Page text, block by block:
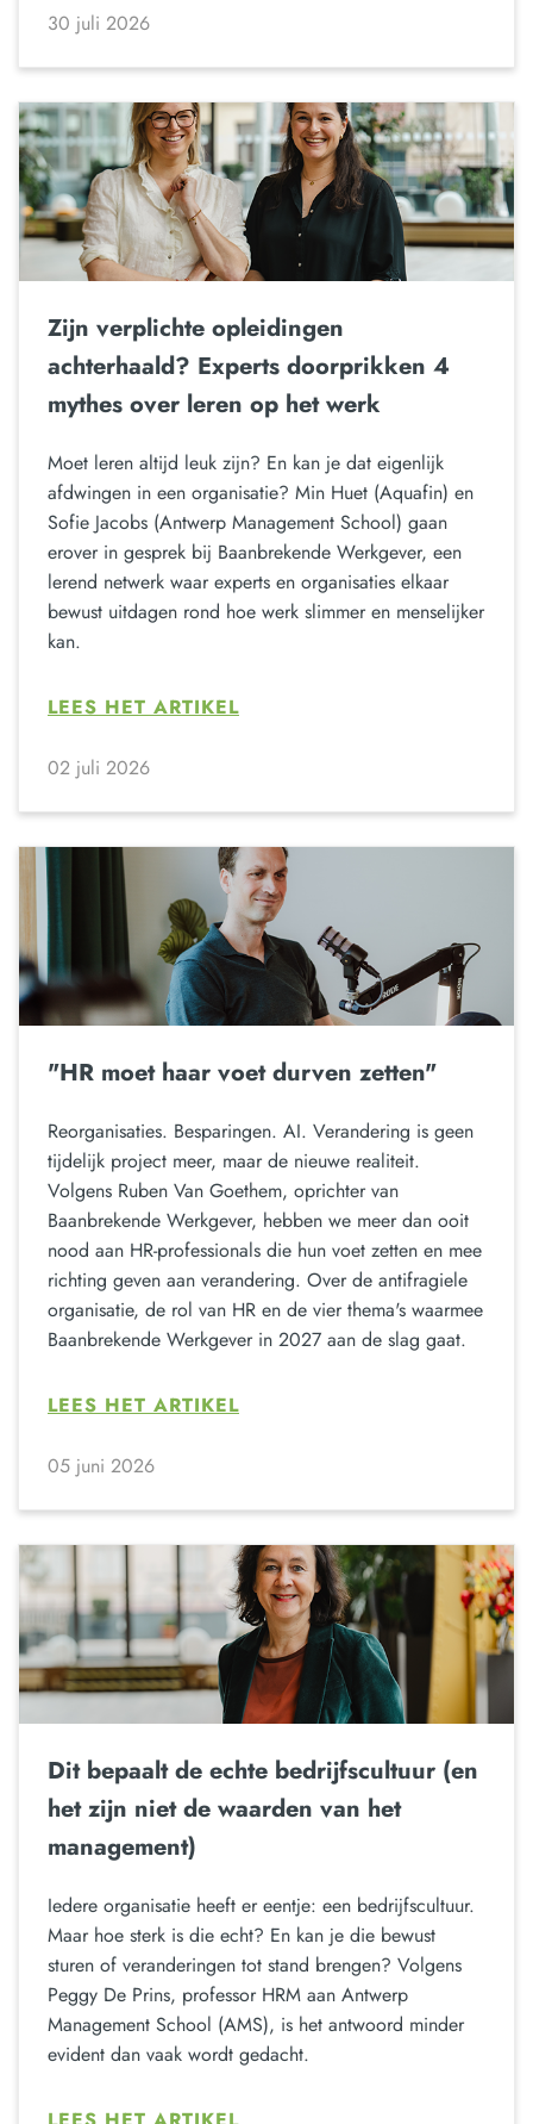
30 juli 2026
Zijn verplichte opleidingen
achterhaald? Experts doorprikken 4
mythes over leren op het werk
Moet leren altijd leuk zijn? En kan je dat eigenlijk
afdwingen in een organisatie? Min Huet (Aquafin) en
Sofie Jacobs (Antwerp Management School) gaan
erover in gesprek bij Baanbrekende Werkgever, een
lerend netwerk waar experts en organisaties elkaar
bewust uitdagen rond hoe werk slimmer en menselijker
kan.
LEES HET ARTIKEL
02 juli 2026
"HR moet haar voet durven zetten"
Reorganisaties. Besparingen. AI. Verandering is geen
tijdelijk project meer, maar de nieuwe realiteit.
Volgens Ruben Van Goethem, oprichter van
Baanbrekende Werkgever, hebben we meer dan ooit
nood aan HR-professionals die hun voet zetten en mee
richting geven aan verandering. Over de antifragiele
organisatie, de rol van HR en de vier thema's waarmee
Baanbrekende Werkgever in 2027 aan de slag gaat.
LEES HET ARTIKEL
05 juni 2026
Dit bepaalt de echte bedrijfscultuur (en
het zijn niet de waarden van het
management)
Iedere organisatie heeft er eentje: een bedrijfscultuur.
Maar hoe sterk is die echt? En kan je die bewust
sturen of veranderingen tot stand brengen? Volgens
Peggy De Prins, professor HRM aan Antwerp
Management School (AMS), is het antwoord minder
evident dan vaak wordt gedacht.